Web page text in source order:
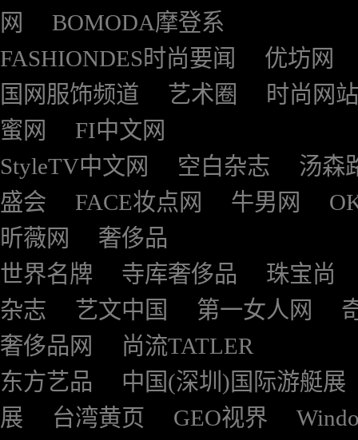
网
BOMODA摩登系
FASHIONDES时尚要闻
优坊网
国网服饰频道
艺术圈
时尚网站
蜜网
FI中文网
StyleTV中文网
空白杂志
汤森
盛会
FACE妆点网 牛男网
昕薇网
奢侈品
世界名牌
寺库奢侈品
珠宝尚
杂志
艺文中国 第一女人网
奢侈品网
尚流TATLER
东方艺品
中国(深圳)国际游艇展
展
台湾黄页 GEO视界